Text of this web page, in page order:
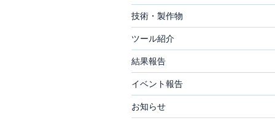
技術・製作物
ツール紹介
結果報告
イベント報告
お知らせ